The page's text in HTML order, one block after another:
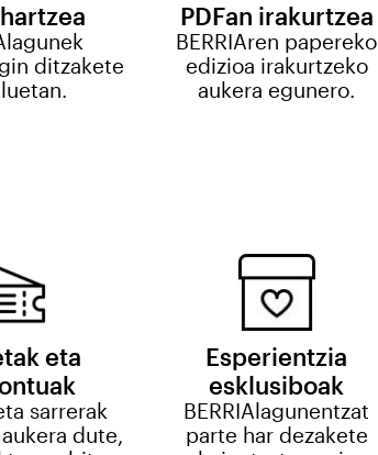
ditzakete
PDFan irakurtzea
BERRIAren papereko
edizioa irakurtzeko
aukera egunero.
eta
sarrerak
dute,
Esperientzia
esklusiboak
BERRIAlagunentzat
parte har dezakete